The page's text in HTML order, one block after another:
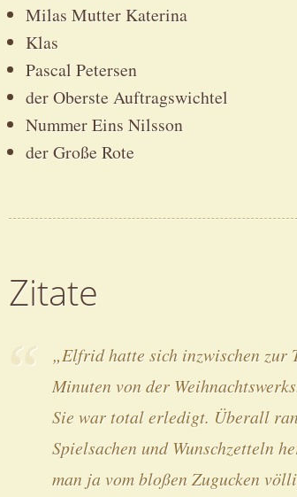
Milas Mutter Katerina
Klas
Pascal Petersen
der Oberste Auftragswichtel
Nummer Eins Nilsson
der Große Rote
Zitate
„Elfrid hatte sich inzwischen zur
Minuten von der
Sie war total erledigt. Überall
Spielsachen und Wunschzetteln
man ja vom bloßen Zugucken